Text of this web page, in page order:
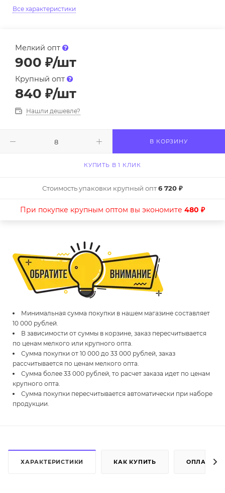
Все характеристики
Мелкий опт
900 ₽/шт
Крупный опт
840 ₽/шт
Нашли дешевле?
В КОРЗИНУ
КУПИТЬ В 1 КЛИК
Стоимость упаковки крупный опт6 720 ₽
При покупке крупным оптом вы экономите 480 ₽
Минимальная сумма покупки в нашем магазине составляет
10 000 рублей.
В зависимости от суммы в корзине, заказ пересчитывается
по ценам мелкого или крупного опта.
Сумма покупки от 10 000 до 33 000 рублей, заказ
рассчитывается по ценам мелкого опта.
Сумма более 33 000 рублей, то расчет заказа идет по ценам
крупного опта.
Сумма покупки пересчитывается автоматически при наборе
продукции.
ХАРАКТЕРИСТИКИ КАК КУПИТЬ ОПЛАТА